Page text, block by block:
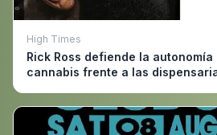
High Times
Rick Ross defiende la
cannabis frente a las